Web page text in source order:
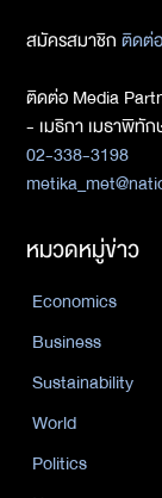
สมัครสมาชิกติดต่
ติดต่อ Media
- เมธิกา เมธาพิทั
02-338-3198
หมวดหมู่ข่าว
Economics
Business
Sustainability
World
Politics